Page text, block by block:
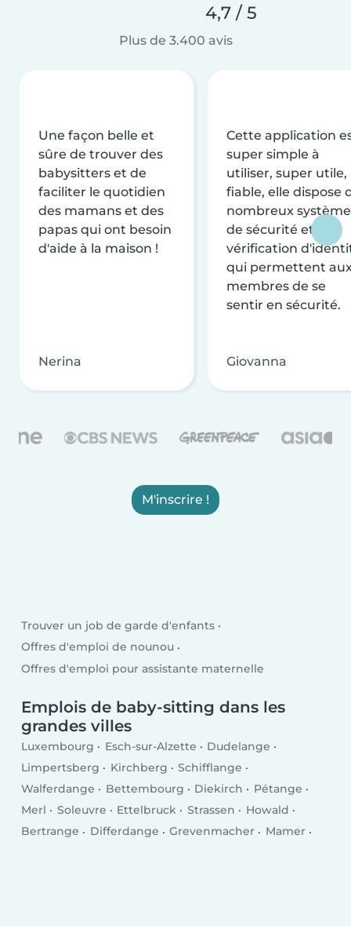
4,7 / 5
Plus de 3.400 avis
Une façon belle et
sûre de trouver des
babysitters et de
faciliter le quotidien
des mamans et des
papas qui ont besoin
d'aide à la maison !
Nerina
Cette application
super simple à
utiliser, super utile,
fiable, elle dispose
nombreux
de sécurité et de
vérification
qui permettent
membres de se
sentir en sécurité.
Giovanna
M'inscrire !
Trouver un job de garde d'enfants
Offres d'emploi de nounou
Offres d'emploi pour assistante maternelle
Emplois de baby-sitting dans les
grandes villes
Luxembourg Esch-sur-Alzette
Dudelange
Limpertsberg
Kirchberg
Schifflange
Walferdange
Bettembourg Diekirch
Pétange
Merl
Soleuvre Ettelbruck Strassen
Howald
Bertrange
Differdange Grevenmacher
Mamer